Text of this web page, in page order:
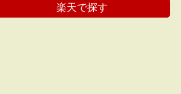
楽天で探す